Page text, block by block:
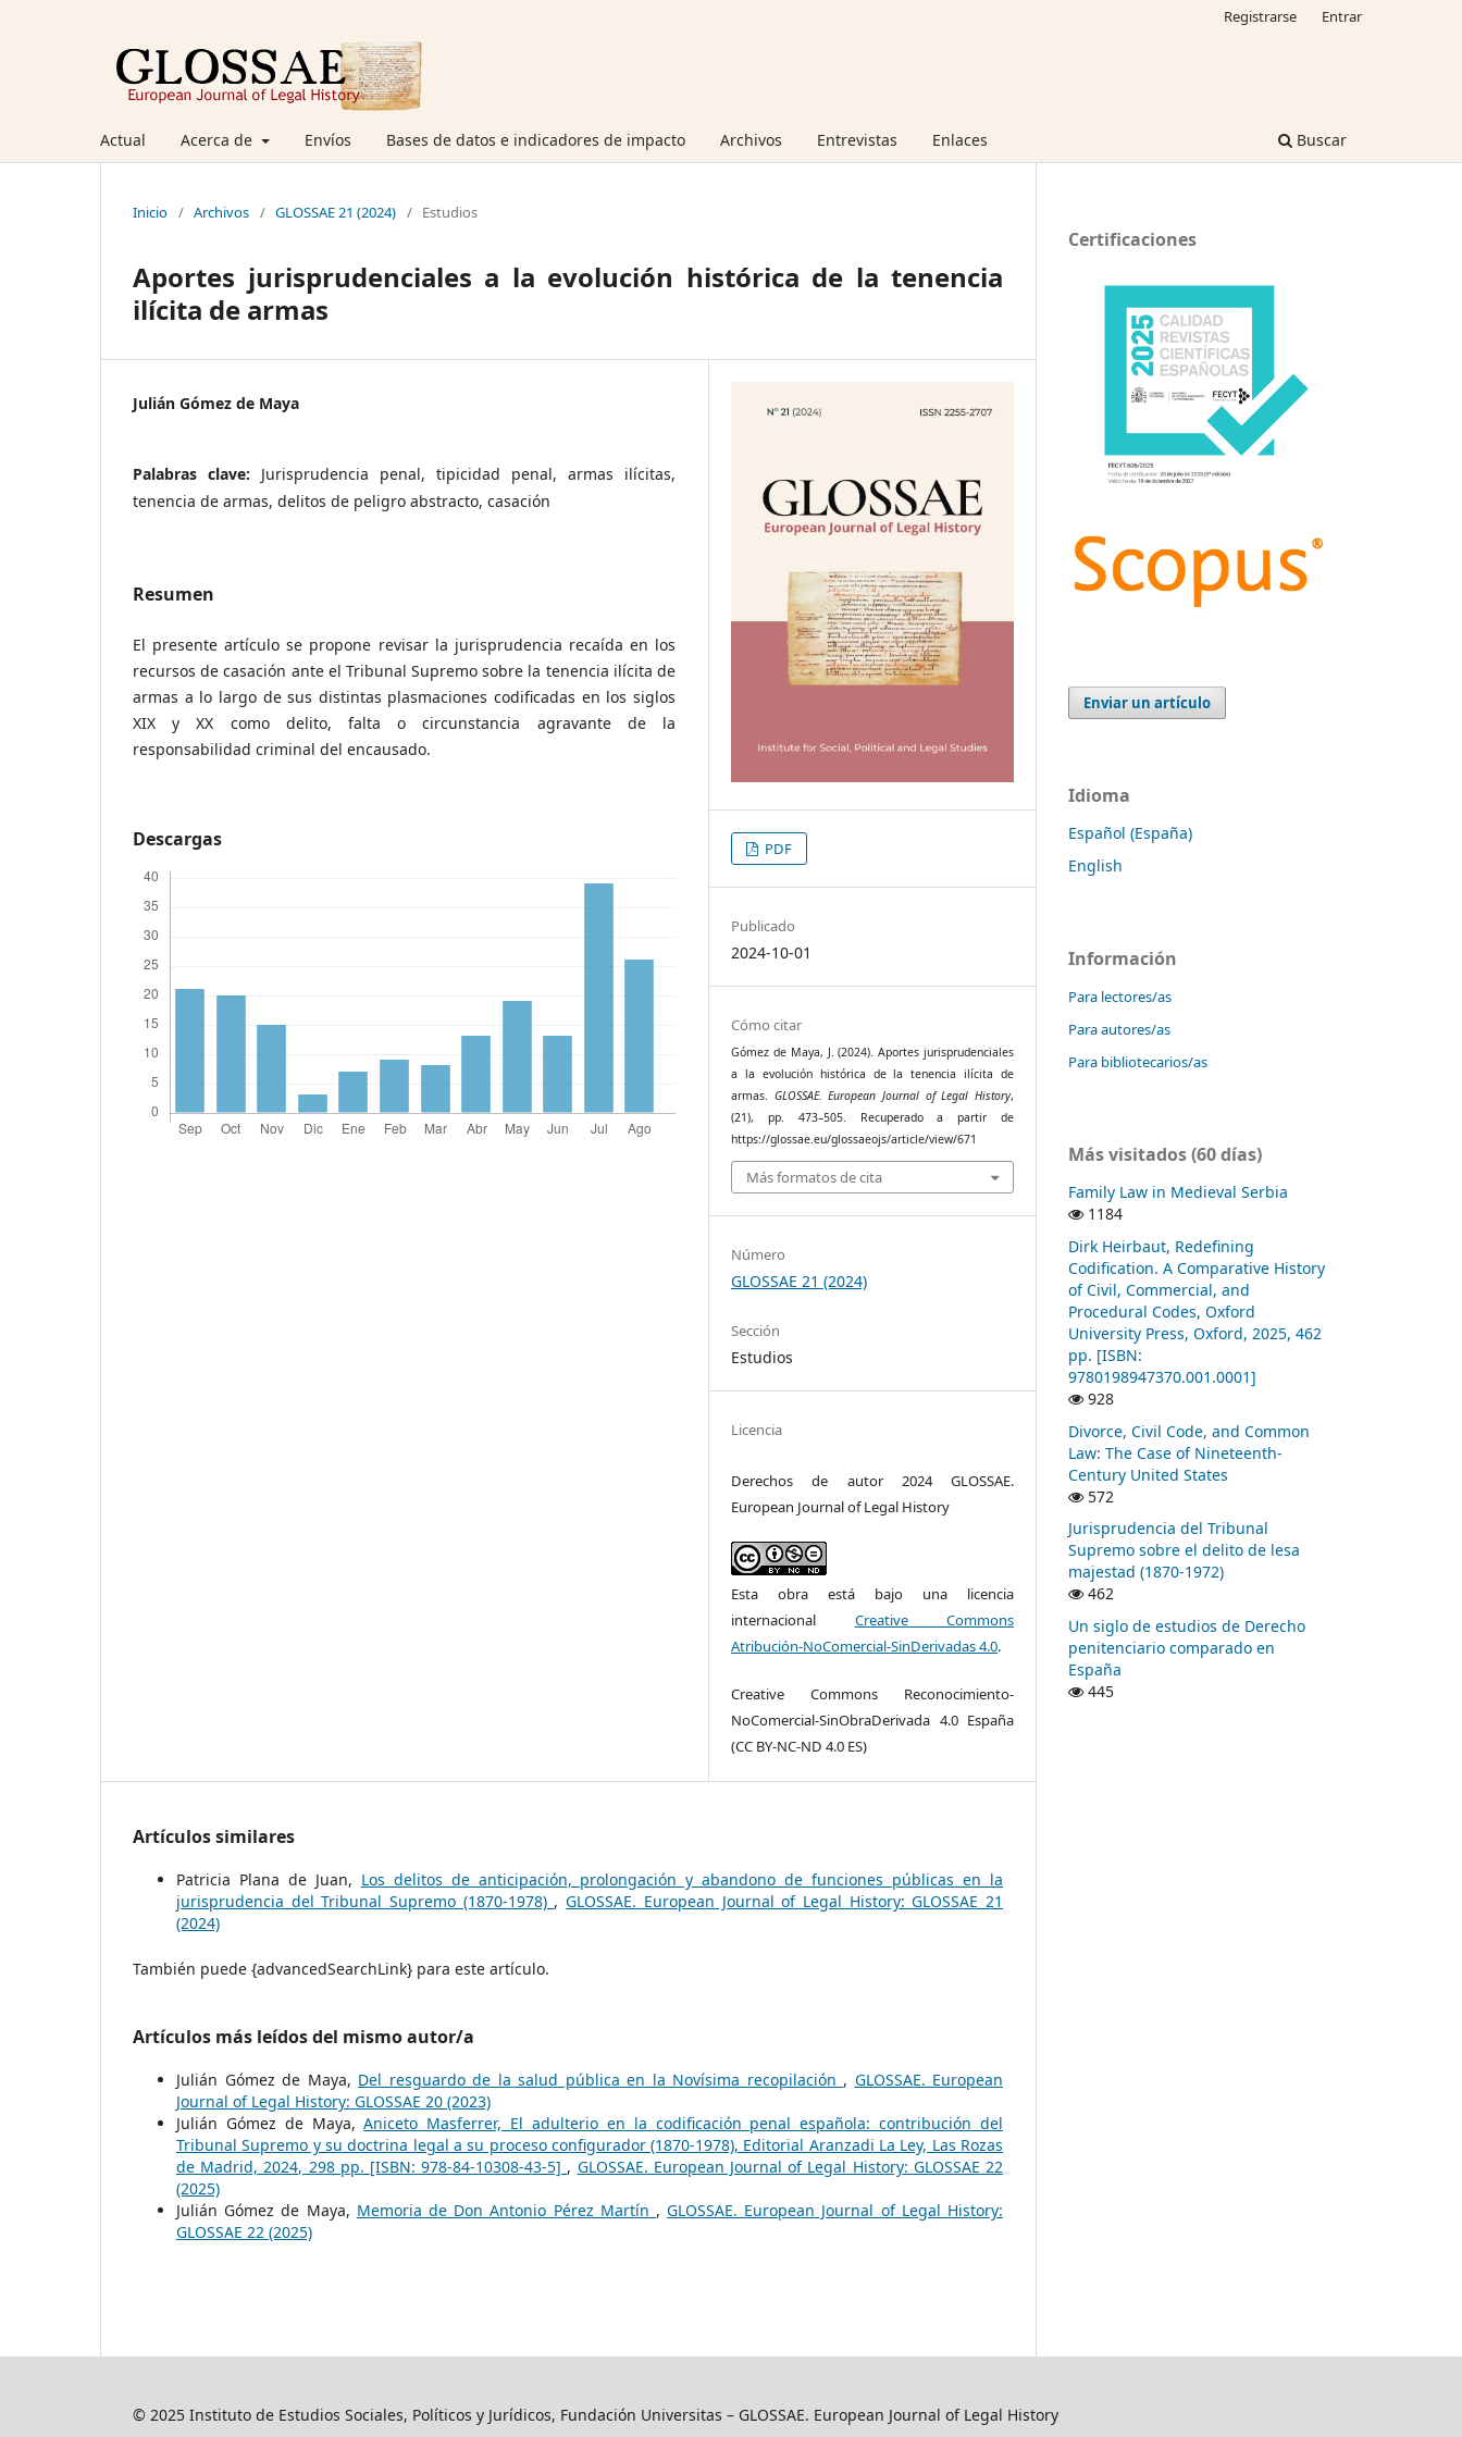
Actual Acerca de Envíos Bases de datos e indicadores de impacto Archivos Entrevistas Enlaces Buscar
Registrarse Entrar
Inicio / Archivos / GLOSSAE 21 (2024) / Estudios
Aportes jurisprudenciales a la evolución histórica de la tenencia
ilícita de armas
Julián Gómez de Maya
Palabras clave: Jurisprudencia penal, tipicidad penal, armas ilícitas,
tenencia de armas, delitos de peligro abstracto, casación
Resumen
El presente artículo se propone revisar la jurisprudencia recaída en los
recursos de casación ante el Tribunal Supremo sobre la tenencia ilícita de
armas a lo largo de sus distintas plasmaciones codificadas en los siglos
XIX y XX como delito, falta o circunstancia agravante de la
responsabilidad criminal del encausado.
Descargas PDF
Publicado
2024-10-01
Cómo citar
Gómez de Maya, J. (2024). Aportes jurisprudenciales
a la evolución histórica de la tenencia ilícita de
armas. GLOSSAE. European Journal of Legal History,
(21), pp. 473–505. Recuperado a partir de
https://glossae.eu/glossaeojs/article/view/671
Más formatos de cita
Número
GLOSSAE 21 (2024)
Sección
Estudios
Licencia
Derechos de autor 2024 GLOSSAE.
European Journal of Legal History
Esta obra está bajo una licencia
internacional Creative Commons
Atribución-NoComercial-SinDerivadas 4.0.
Creative Commons Reconocimiento-
NoComercial-SinObraDerivada 4.0 España
(CC BY-NC-ND 4.0 ES)
Artículos similares
Patricia Plana de Juan, Los delitos de anticipación, prolongación y abandono de funciones públicas en la
jurisprudencia del Tribunal Supremo (1870-1978) ,GLOSSAE. European Journal of Legal History: GLOSSAE 21
(2024)
También puede {advancedSearchLink} para este artículo.
Artículos más leídos del mismo autor/a
Julián Gómez de Maya, Del resguardo de la salud pública en la Novísima recopilación , GLOSSAE. European
Journal of Legal History: GLOSSAE 20 (2023)
Julián Gómez de Maya,Aniceto Masferrer, El adulterio en la codificación penal española: contribución del
Tribunal Supremo y su doctrina legal a su proceso configurador (1870-1978), Editorial Aranzadi La Ley, Las Rozas
de Madrid, 2024, 298 pp. [ISBN: 978-84-10308-43-5] , GLOSSAE. European Journal of Legal History: GLOSSAE 22
(2025)
Julián Gómez de Maya, Memoria de Don Antonio Pérez Martín ,GLOSSAE. European Journal of Legal History:
GLOSSAE 22 (2025)
Certificaciones
Enviar un artículo
Idioma
Español (España)
English
Información
Para lectores/as
Para autores/as
Para bibliotecarios/as
Más visitados (60 días)
Family Law in Medieval Serbia
1184
Dirk Heirbaut, Redefining
Codification. A Comparative History
of Civil, Commercial, and
Procedural Codes, Oxford
University Press, Oxford, 2025, 462
pp. [ISBN:
9780198947370.001.0001]
928
Divorce, Civil Code, and Common
Law: The Case of Nineteenth-
Century United States
572
Jurisprudencia del Tribunal
Supremo sobre el delito de lesa
majestad (1870-1972)
462
Un siglo de estudios de Derecho
penitenciario comparado en
España
445
© 2025 Instituto de Estudios Sociales, Políticos y Jurídicos, Fundación Universitas – GLOSSAE. European Journal of Legal History